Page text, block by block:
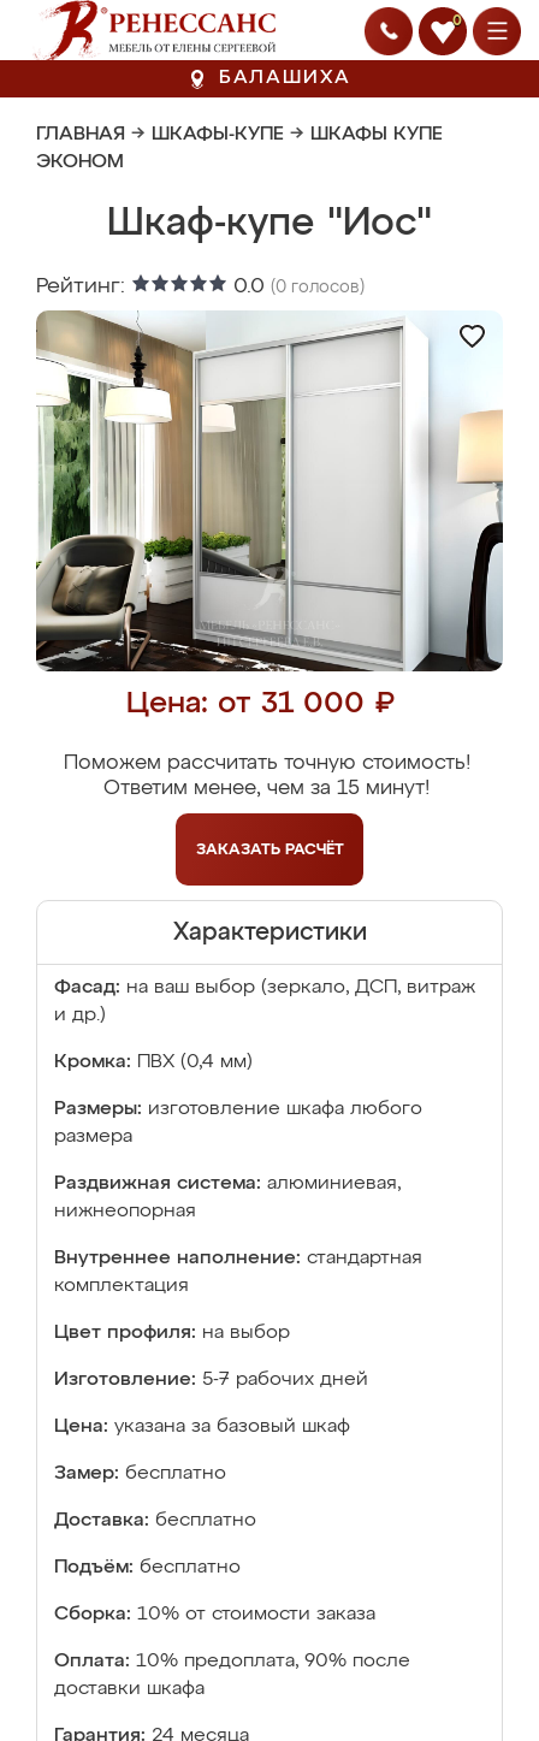
0
БАЛАШИХА
ГЛАВНАЯ → ШКАФЫ-КУПЕ → ШКАФЫ КУПЕ
ЭКОНОМ
Шкаф-купе "Иос"
Рейтинг: 0.0 (0 голосов)
Цена: от 31 000 ₽
Поможем рассчитать точную стоимость!
Ответим менее, чем за 15 минут!
ЗАКАЗАТЬ РАСЧЁТ
Характеристики
Фасад: на ваш выбор (зеркало, ДСП, витраж
и др.)
Кромка: ПВХ (0,4 мм)
Размеры: изготовление шкафа любого
размера
Раздвижная система: алюминиевая,
нижнеопорная
Внутреннее наполнение: стандартная
комплектация
Цвет профиля: на выбор
Изготовление: 5-7 рабочих дней
Цена: указана за базовый шкаф
Замер: бесплатно
Доставка: бесплатно
Подъём: бесплатно
Сборка: 10% от стоимости заказа
Оплата: 10% предоплата, 90% после
доставки шкафа
Гарантия: 24 месяца